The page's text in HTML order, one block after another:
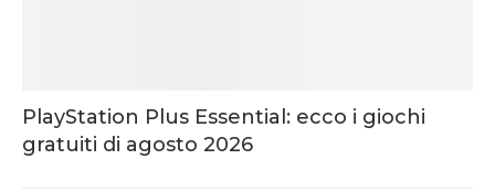
PlayStation Plus Essential: ecco i giochi
gratuiti di agosto 2026